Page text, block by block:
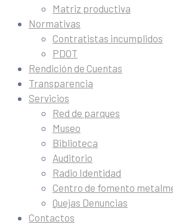
Matriz productiva
Normativas
Contratistas incumplidos
PDOT
Rendición de Cuentas
Transparencia
Servicios
Red de parques
Museo
Biblioteca
Auditorio
Radio Identidad
Centro de fomento
Quejas Denuncias
Contactos